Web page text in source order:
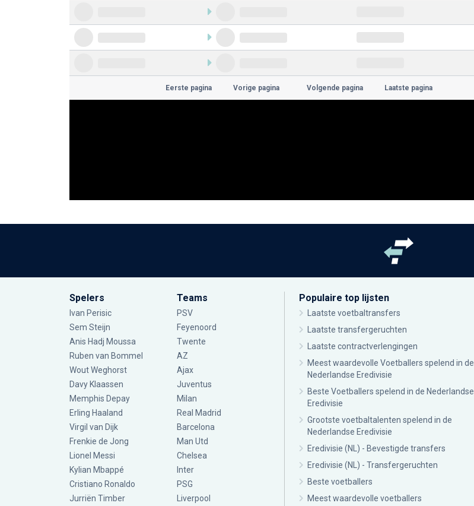
Eerste pagina Vorige pagina Volgende pagina Laatste pagina
Spelers
Ivan Perisic
Sem Steijn
Anis Hadj Moussa
Ruben van Bommel
Wout Weghorst
Davy Klaassen
Memphis Depay
Erling Haaland
Virgil van Dijk
Frenkie de Jong
Lionel Messi
Kylian Mbappé
Cristiano Ronaldo
Jurriën Timber
Teams
PSV
Feyenoord
Twente
AZ
Ajax
Juventus
Milan
Real Madrid
Barcelona
Man Utd
Chelsea
Inter
PSG
Liverpool
Populaire top lijsten
Laatste voetbaltransfers
Laatste transfergeruchten
Laatste contractverlengingen
Meest waardevolle Voetballers spelend in de
Nederlandse Eredivisie
Beste Voetballers spelend in de Nederlandse
Eredivisie
Grootste voetbaltalenten spelend in de
Nederlandse Eredivisie
Eredivisie (NL) - Bevestigde transfers
Eredivisie (NL) - Transfergeruchten
Beste voetballers
Meest waardevolle voetballers